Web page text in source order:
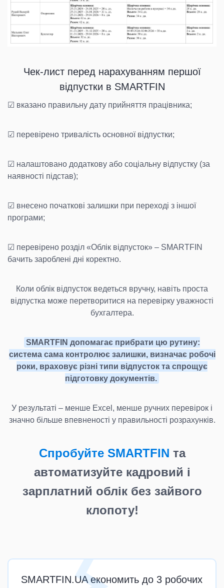
Чек-лист перед нарахуванням першої
відпустки в SMARTFIN
☑ вказано правильну дату прийняття працівника;
☑ перевірено тривалість основної відпустки;
☑ налаштовано додаткову або соціальну відпустку (за
наявності підстав);
☑ внесено початкові залишки при переході з іншої
програми;
☑ перевірено розділ «Облік відпусток» – SMARTFIN
бачить зароблені дні коректно.
Коли облік відпусток ведеться вручну, навіть проста
відпустка може перетворитися на перевірку уважності
бухгалтера.
SMARTFIN допомагає прибрати цю рутину:
система сама контролює залишки, визначає робочі
роки, враховує різні типи відпусток та спрощує
підготовку документів.
У результаті – менше Excel, менше ручних перевірок і
значно більше впевненості у правильності розрахунків.
Спробуйте SMARTFIN та
автоматизуйте кадровий і
зарплатний облік без зайвого
клопоту!
SMARTFIN.UA економить до 3 робочих